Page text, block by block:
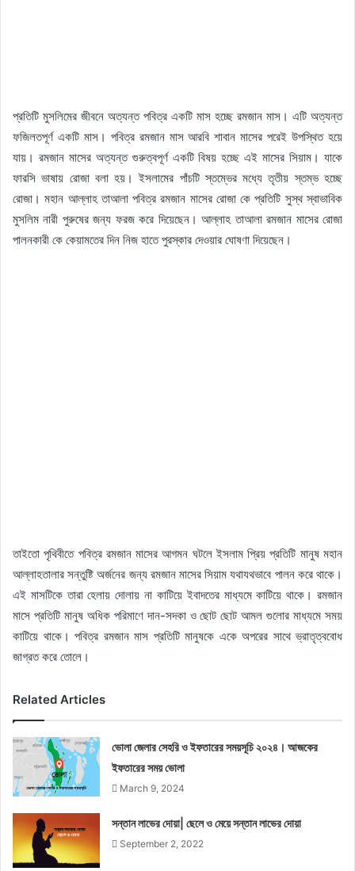
প্রতিটি মুসলিমের জীবনে অত্যন্ত পবিত্র একটি মাস হচ্ছে রমজান মাস। এটি অত্যন্ত
ফজিলতপূর্ণ একটি মাস। পবিত্র রমজান মাস আরবি শাবান মাসের পরেই উপস্থিত হয়ে
যায়। রমজান মাসের অত্যন্ত গুরুত্বপূর্ণ একটি বিষয় হচ্ছে এই মাসের সিয়াম। যাকে
ফারসি ভাষায় রোজা বলা হয়। ইসলামের পাঁচটি স্তম্ভের মধ্যে তৃতীয় স্তম্ভ হচ্ছে
রোজা। মহান আল্লাহ তাআলা পবিত্র রমজান মাসের রোজা কে প্রতিটি সুস্থ স্বাভাবিক
মুসলিম নারী পুরুষের জন্য ফরজ করে দিয়েছেন। আল্লাহ তাআলা রমজান মাসের রোজা
পালনকারী কে কেয়ামতের দিন নিজ হাতে পুরস্কার দেওয়ার ঘোষণা দিয়েছেন।
তাইতো পৃথিবীতে পবিত্র রমজান মাসের আগমন ঘটলে ইসলাম প্রিয় প্রতিটি মানুষ মহান
আল্লাহতালার সন্তুষ্টি অর্জনের জন্য রমজান মাসের সিয়াম যথাযথভাবে পালন করে থাকে।
এই মাসটিকে তারা হেলায় দোলায় না কাটিয়ে ইবাদতের মাধ্যমে কাটিয়ে থাকে। রমজান
মাসে প্রতিটি মানুষ অধিক পরিমাণে দান-সদকা ও ছোট ছোট আমল গুলোর মাধ্যমে সময়
কাটিয়ে থাকে। পবিত্র রমজান মাস প্রতিটি মানুষকে একে অপরের সাথে ভ্রাতৃত্ববোধ
জাগ্রত করে তোলে।
Related Articles
ভোলা জেলার সেহরি ও ইফতারের সময়সূচি ২০২৪। আজকের
ইফতারের সময় ভোলা
March 9, 2024
সন্তান লাভের দোয়া| ছেলে ও মেয়ে সন্তান লাভের দোয়া
September 2, 2022